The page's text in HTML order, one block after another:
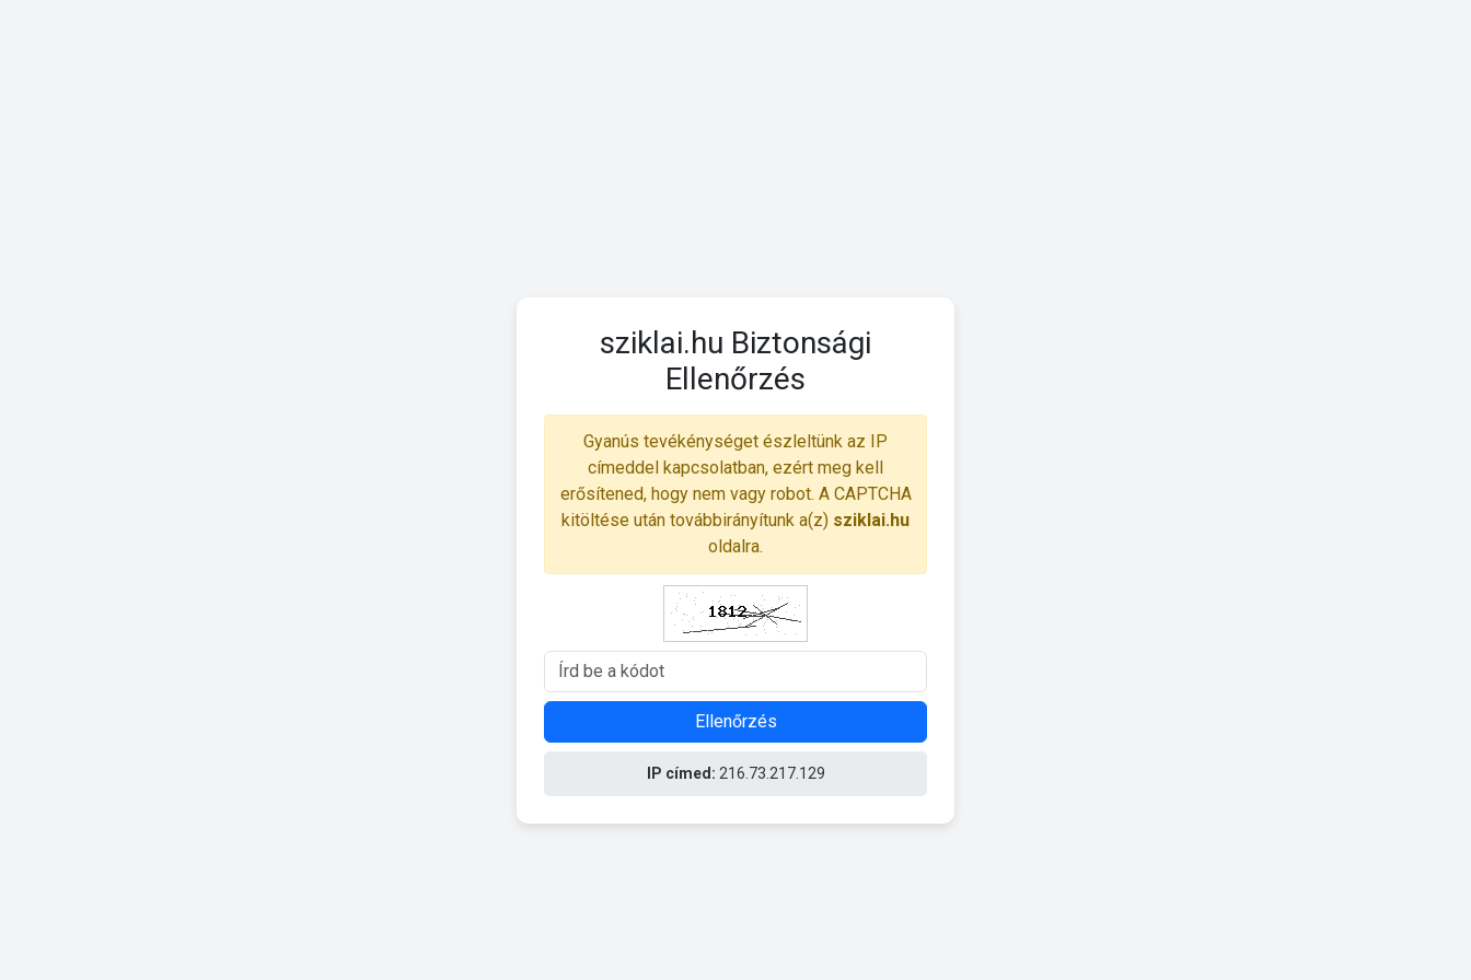
sziklai.hu Biztonsági
Ellenőrzés
Gyanús tevékénységet észleltünk az IP
címeddel kapcsolatban, ezért meg kell
erősítened, hogy nem vagy robot. A CAPTCHA
kitöltése után továbbirányítunk a(z) sziklai.hu
oldalra.
Ellenőrzés
IP címed: 216.73.217.129